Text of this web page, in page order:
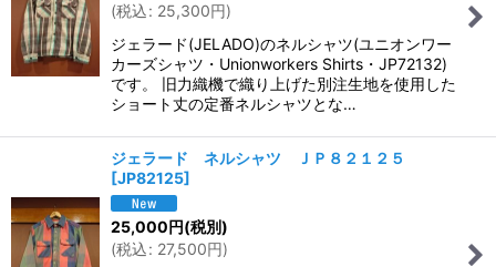
(税込: 25,300円)
ジェラード(JELADO)のネルシャツ(ユニオンワー
カーズシャツ・Unionworkers Shirts・JP72132)
です。 旧力織機で織り上げた別注生地を使用した
ショート丈の定番ネルシャツとな…
ジェラード ネルシャツ ＪＰ８２１２５
[JP82125]
25,000円(税別)
(税込: 27,500円)